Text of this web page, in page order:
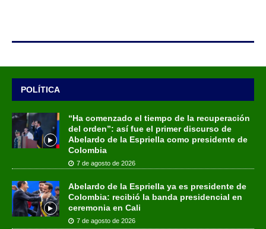
POLÍTICA
“Ha comenzado el tiempo de la recuperación
del orden”: así fue el primer discurso de
Abelardo de la Espriella como presidente de
Colombia
7 de agosto de 2026
Abelardo de la Espriella ya es presidente de
Colombia: recibió la banda presidencial en
ceremonia en Cali
7 de agosto de 2026